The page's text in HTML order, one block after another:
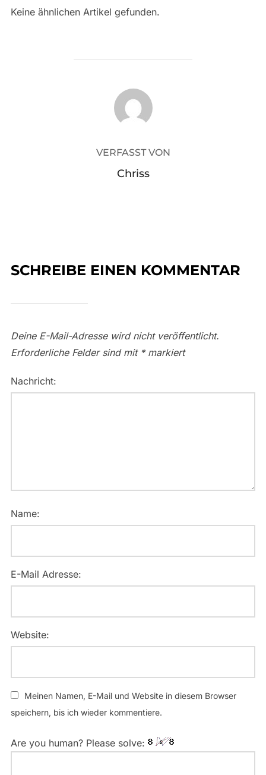
Keine ähnlichen Artikel gefunden.
BEITRAGSAUTOR
VERFASST VON
Chriss
SCHREIBE EINEN KOMMENTAR
Deine E-Mail-Adresse wird nicht veröffentlicht.
Erforderliche Felder sind mit *markiert
Nachricht:
Name:
E-Mail Adresse:
Website:
Meinen Namen, E-Mail und Website in diesem Browser
speichern, bis ich wieder kommentiere.
Are you human? Please solve: